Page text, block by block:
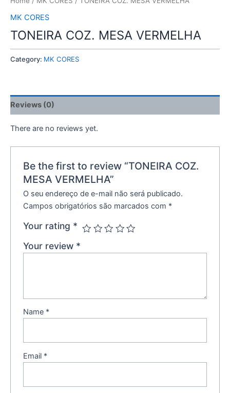
MK CORES
TONEIRA COZ. MESA VERMELHA
Category: MK CORES
Reviews (0)
There are no reviews yet.
Be the first to review “TONEIRA COZ.
MESA VERMELHA”
O seu endereço de e-mail não será publicado.
Campos obrigatórios são marcados com *
Your rating *
Your review *
Name *
Email *